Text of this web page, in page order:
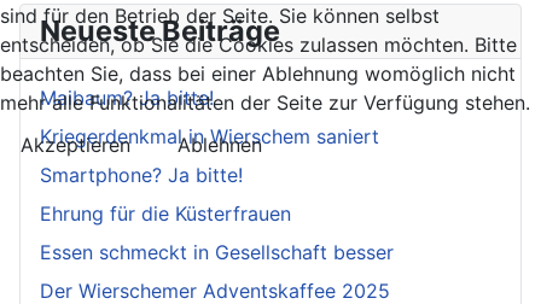
Neueste Beiträge
Maibaum? Ja bitte!
Kriegerdenkmal in Wierschem saniert
Smartphone? Ja bitte!
Ehrung für die Küsterfrauen
Essen schmeckt in Gesellschaft besser
Der Wierschemer Adventskaffee 2025
sind für den Betrieb der Seite. Sie können selbst
entscheiden, ob Sie die Cookies zulassen möchten. Bitte
beachten Sie, dass bei einer Ablehnung womöglich nicht
mehr alle Funktionalitäten der Seite zur Verfügung stehen.
Akzeptieren
Ablehnen